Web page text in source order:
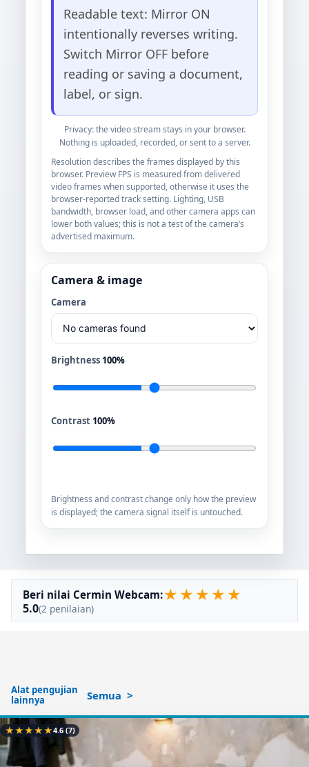
Readable text: Mirror ON
intentionally reverses writing.
Switch Mirror OFF before
reading or saving a document,
label, or sign.
Privacy: the video stream stays in your browser.
Nothing is uploaded, recorded, or sent to a server.
Resolution describes the frames displayed by this
browser. Preview FPS is measured from delivered
video frames when supported, otherwise it uses the
browser-reported track setting. Lighting, USB
bandwidth, browser load, and other camera apps can
lower both values; this is not a test of the camera’s
advertised maximum.
Camera & image
Camera
Brightness 100%
Contrast 100%
Brightness and contrast change only how the preview
is displayed; the camera signal itself is untouched.
Beri nilai Cermin Webcam:★ ★ ★ ★ ★
5.0(2 penilaian)
Alat pengujian
lainnya
Semua
★★★★★4.6(7)